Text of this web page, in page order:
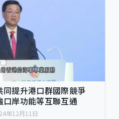
同提升港口群國際競爭
岸功能等互聯互通
年12月11日